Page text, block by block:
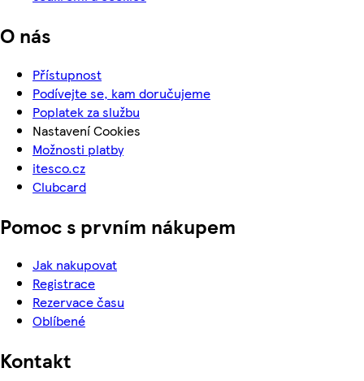
O nás
Přístupnost
Podívejte se, kam doručujeme
Poplatek za službu
Nastavení Cookies
Možnosti platby
itesco.cz
Clubcard
Pomoc s prvním nákupem
Jak nakupovat
Registrace
Rezervace času
Oblíbené
Kontakt